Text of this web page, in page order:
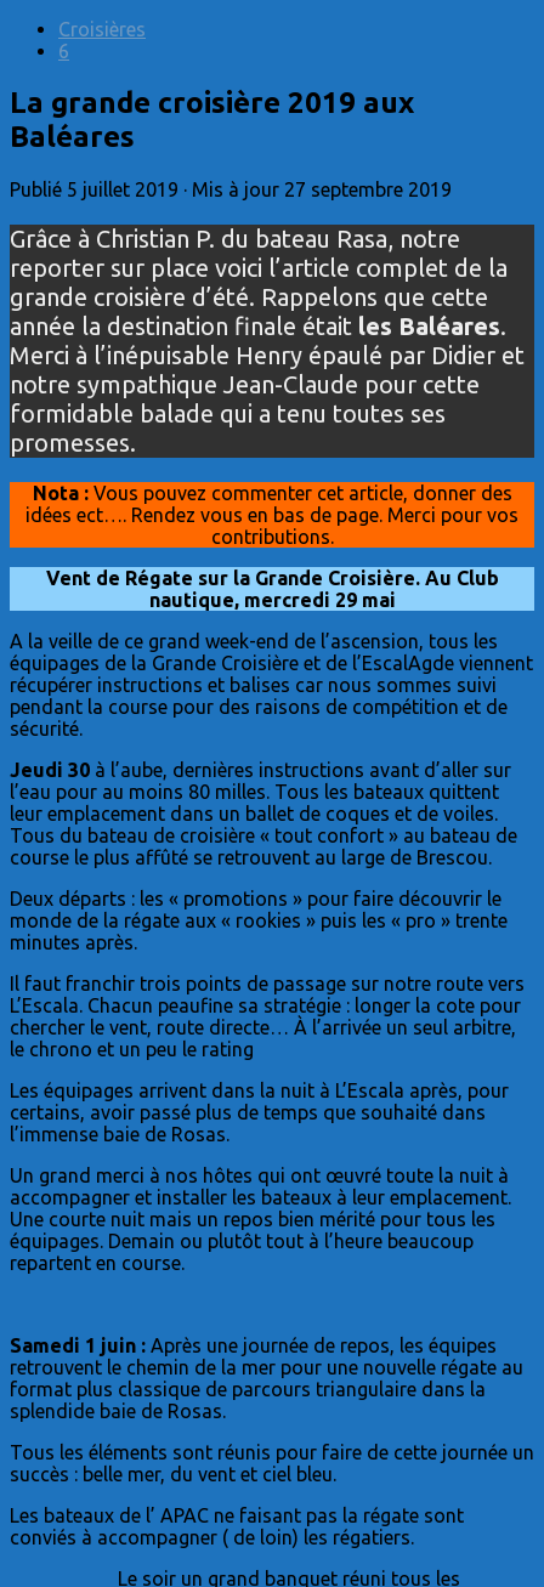
Croisières
6
La grande croisière 2019 aux
Baléares
Publié 5 juillet 2019 · Mis à jour 27 septembre 2019
Grâce à Christian P. du bateau Rasa, notre
reporter sur place voici l’article complet de la
grande croisière d’été. Rappelons que cette
année la destination finale était les Baléares.
Merci à l’inépuisable Henry épaulé par Didier et
notre sympathique Jean-Claude pour cette
formidable balade qui a tenu toutes ses
promesses.
Nota :Vous pouvez commenter cet article, donner des
idées ect…. Rendez vous en bas de page. Merci pour vos
contributions.
Vent de Régate sur la Grande Croisière. Au Club
nautique, mercredi 29 mai
A la veille de ce grand week-end de l’ascension, tous les
équipages de la Grande Croisière et de l’EscalAgde viennent
récupérer instructions et balises car nous sommes suivi
pendant la course pour des raisons de compétition et de
sécurité.
Jeudi 30 à l’aube, dernières instructions avant d’aller sur
l’eau pour au moins 80 milles. Tous les bateaux quittent
leur emplacement dans un ballet de coques et de voiles.
Tous du bateau de croisière « tout confort » au bateau de
course le plus affûté se retrouvent au large de Brescou.
Deux départs : les « promotions » pour faire découvrir le
monde de la régate aux « rookies » puis les « pro » trente
minutes après.
Il faut franchir trois points de passage sur notre route vers
L’Escala. Chacun peaufine sa stratégie : longer la cote pour
chercher le vent, route directe… À l’arrivée un seul arbitre,
le chrono et un peu le rating
Les équipages arrivent dans la nuit à L’Escala après, pour
certains, avoir passé plus de temps que souhaité dans
l’immense baie de Rosas.
Un grand merci à nos hôtes qui ont œuvré toute la nuit à
accompagner et installer les bateaux à leur emplacement.
Une courte nuit mais un repos bien mérité pour tous les
équipages. Demain ou plutôt tout à l’heure beaucoup
repartent en course.
Samedi 1 juin : Après une journée de repos, les équipes
retrouvent le chemin de la mer pour une nouvelle régate au
format plus classique de parcours triangulaire dans la
splendide baie de Rosas.
Tous les éléments sont réunis pour faire de cette journée un
succès : belle mer, du vent et ciel bleu.
Les bateaux de l’ APAC ne faisant pas la régate sont
conviés à accompagner ( de loin) les régatiers.
Le soir un grand banquet réuni tous les